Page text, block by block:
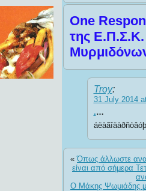
One
της Ε.Π.Σ.Κ.
Troy:
31 July 2014
.…
«Όπως άλλωστε
είναι από σήμερα
Ο Μάκης Ψωμιάδης